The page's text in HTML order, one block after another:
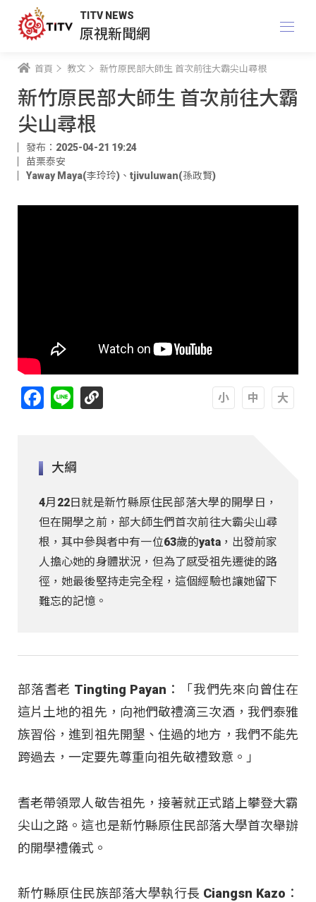
TITV NEWS
原視新聞網
首頁 教文 新竹原民部大師生 首次前往大霸尖山尋根
新竹原民部大師生 首次前往大霸
尖山尋根
發布：2025-04-21 19:24
苗栗泰安
Yaway Maya(李玲玲) 、 tjivuluwan(孫政賢)
Facebook
Line
大綱
4月22日就是新竹縣原住民部落大學的開學日，
但在開學之前，部大師生們首次前往大霸尖山尋
根，其中參與者中有一位63歲的yata，出發前家
人擔心她的身體狀況，但為了感受祖先遷徙的路
徑，她最後堅持走完全程，這個經驗也讓她留下
難忘的記憶。
部落耆老 Tingting Payan：「我們先來向曾住在
這片土地的祖先，向祂們敬禮滴三次酒，我們泰雅
族習俗，進到祖先開墾、住過的地方，我們不能先
跨過去，一定要先尊重向祖先敬禮致意。」
耆老帶領眾人敬告祖先，接著就正式踏上攀登大霸
尖山之路。這也是新竹縣原住民部落大學首次舉辦
的開學禮儀式。
新竹縣原住民族部落大學執行長 Ciangsn Kazo：